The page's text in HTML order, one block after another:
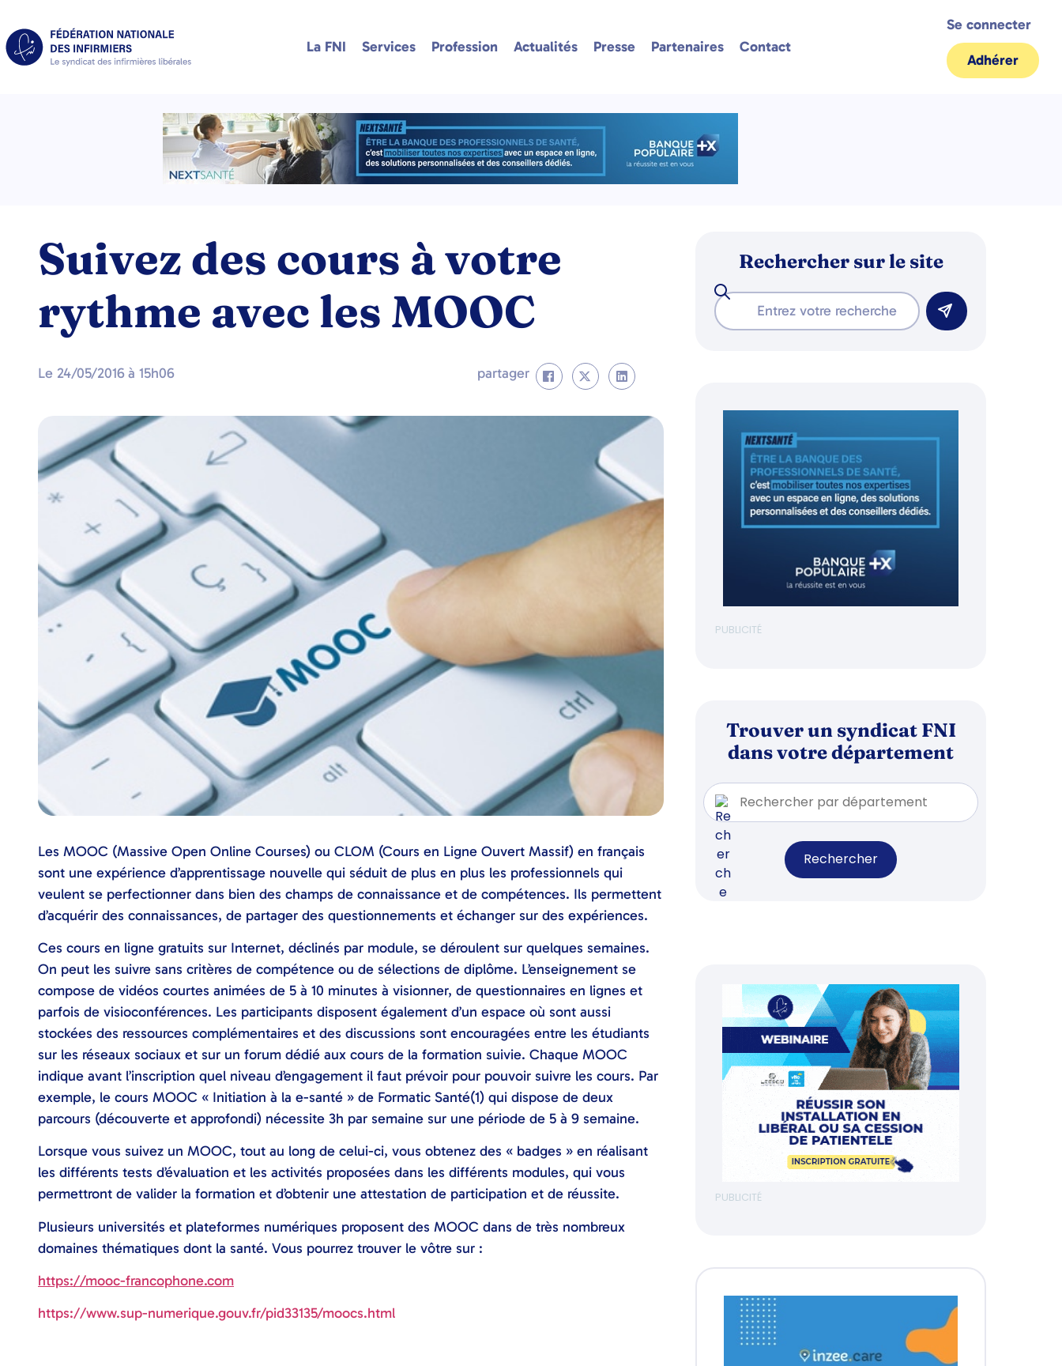
La FNI Services Profession Actualités Presse Partenaires Contact
Se connecter
Adhérer
Suivez des cours à votre
rythme avec les MOOC
Le 24/05/2016à 15h06 partager
Les MOOC (Massive Open Online Courses) ou CLOM (Cours en Ligne Ouvert Massif) en français
sont une expérience d’apprentissage nouvelle qui séduit de plus en plus les professionnels qui
veulent se perfectionner dans bien des champs de connaissance et de compétences. Ils permettent
d’acquérir des connaissances, de partager des questionnements et échanger sur des expériences.
Ces cours en ligne gratuits sur Internet, déclinés par module, se déroulent sur quelques semaines.
On peut les suivre sans critères de compétence ou de sélections de diplôme. L’enseignement se
compose de vidéos courtes animées de 5 à 10 minutes à visionner, de questionnaires en lignes et
parfois de visioconférences. Les participants disposent également d’un espace où sont aussi
stockées des ressources complémentaires et des discussions sont encouragées entre les étudiants
sur les réseaux sociaux et sur un forum dédié aux cours de la formation suivie. Chaque MOOC
indique avant l’inscription quel niveau d’engagement il faut prévoir pour pouvoir suivre les cours. Par
exemple, le cours MOOC « Initiation à la e-santé » de Formatic Santé(1) qui dispose de deux
parcours (découverte et approfondi) nécessite 3h par semaine sur une période de 5 à 9 semaine.
Lorsque vous suivez un MOOC, tout au long de celui-ci, vous obtenez des « badges » en réalisant
les différents tests d’évaluation et les activités proposées dans les différents modules, qui vous
permettront de valider la formation et d’obtenir une attestation de participation et de réussite.
Plusieurs universités et plateformes numériques proposent des MOOC dans de très nombreux
domaines thématiques dont la santé. Vous pourrez trouver le vôtre sur :
https://mooc-francophone.com
https://www.sup-numerique.gouv.fr/pid33135/moocs.html
Rechercher sur le site
PUBLICITÉ
Trouver un syndicat FNI
dans votre département
PUBLICITÉ